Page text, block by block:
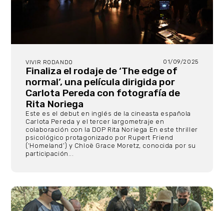
VIVIR RODANDO 01/09/2025
Finaliza el rodaje de ‘The edge of
normal’, una película dirigida por
Carlota Pereda con fotografía de
Rita Noriega
Este es el debut en inglés de la cineasta española
Carlota Pereda y el tercer largometraje en
colaboración con la DOP Rita Noriega En este thriller
psicológico protagonizado por Rupert Friend
(‘Homeland’) y Chloë Grace Moretz, conocida por su
participación...